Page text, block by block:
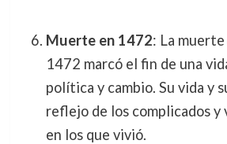
Muerte en 1472: La
1472 marcó el fin de una
política y cambio. Su vida y
reflejo de los complicados
en los que vivió.